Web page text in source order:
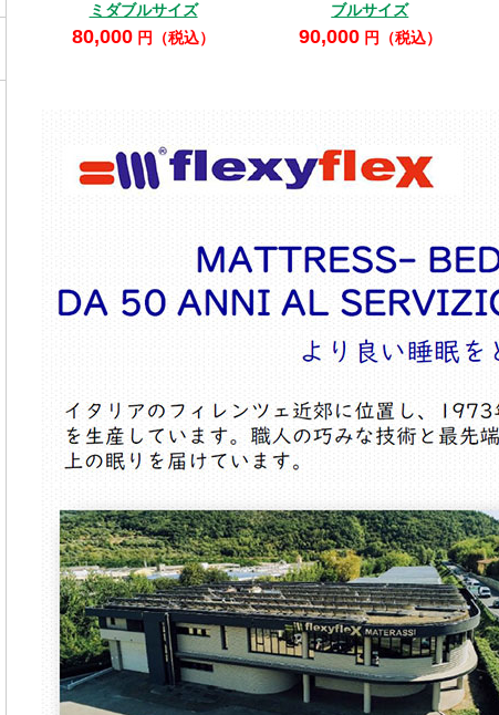
ミダブルサイズ
80,000 円（税込）
ブルサイズ
90,000円（税込）